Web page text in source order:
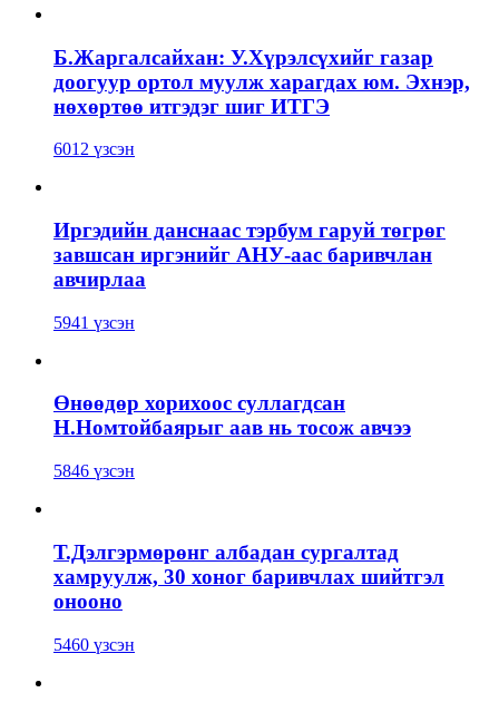
Б.Жаргалсайхан: У.Хүрэлсүхийг газар
доогуур ортол муулж харагдах юм. Эхнэр,
нөхөртөө итгэдэг шиг ИТГЭ
6012 үзсэн
Иргэдийн данснаас тэрбум гаруй төгрөг
завшсан иргэнийг АНУ-аас баривчлан
авчирлаа
5941 үзсэн
Өнөөдөр хорихоос суллагдсан
Н.Номтойбаярыг аав нь тосож авчээ
5846 үзсэн
Т.Дэлгэрмөрөнг албадан сургалтад
хамруулж, 30 хоног баривчлах шийтгэл
онооно
5460 үзсэн